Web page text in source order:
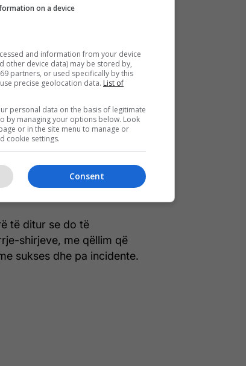
siguruar pranimin dhe
tek qytetarët dhe
kësaj periudhe,
larta dhe rrezikut nga
të shtuar dhe të mos
në serra, pasi
përhapjen e shpejtë
dhe mjedisin", thuhet
të ditur se do të
shirjeve, me qëllim që
sukses dhe pa incidente.
on a device
and information from your device
other device data) may be stored by,
partners, or used specifically by this
precise geolocation data. List of
personal data on the basis of legitimate
by managing your options below. Look
or in the site menu to manage or
cookie settings.
Consent